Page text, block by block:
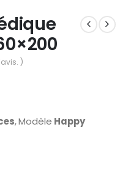
)
, Modèle Happy